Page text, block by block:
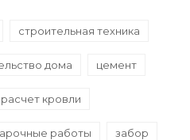
строительная техника
дома цемент
расчет кровли
работы забор